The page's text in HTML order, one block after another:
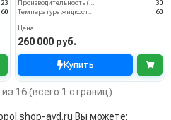
23
60
30
60
Цена
260 000 руб.
Купить
16 (всего 1 страниц)
avd.ru Вы можете: